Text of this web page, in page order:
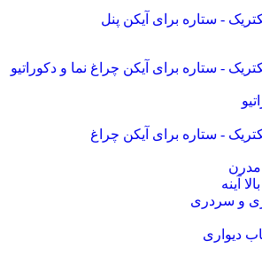
پنل
چراغ نما و دکوراتیو
چراغ
آینه
و سردری
دیواری